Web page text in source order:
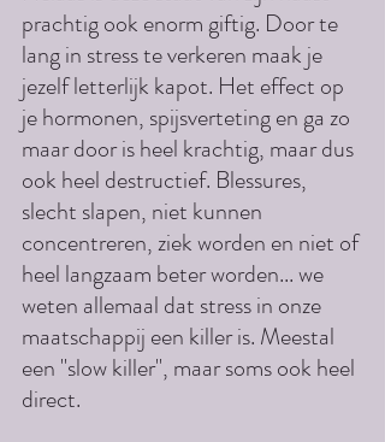
prachtig ook enorm giftig. Door te
lang in stress te verkeren maak je
jezelf letterlijk kapot. Het effect op
je hormonen, spijsverteting en ga zo
maar door is heel krachtig, maar dus
ook heel destructief. Blessures,
slecht slapen, niet kunnen
concentreren, ziek worden en niet of
heel langzaam beter worden... we
weten allemaal dat stress in onze
maatschappij een killer is. Meestal
een "slow killer", maar soms ook heel
direct.